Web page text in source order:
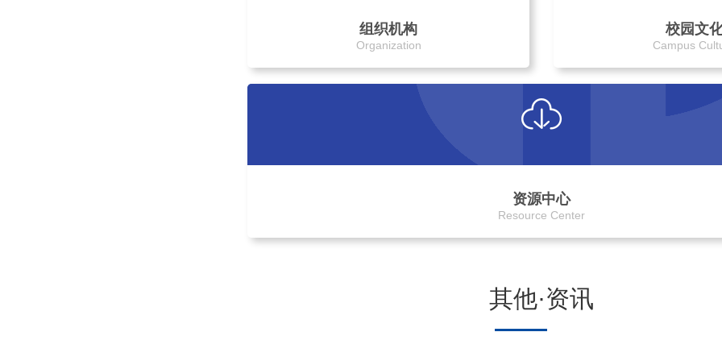
组织机构
Organization
校园文
Campus
资源中心
Resource Center
其他·资讯